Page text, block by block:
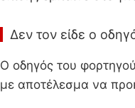
Δεν τον είδε ο
Ο οδηγός του
με αποτέλεσμα να